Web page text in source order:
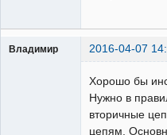
Владимир 2016-04-07
Хорошо бы
Нужно в
вторичные
цепям.